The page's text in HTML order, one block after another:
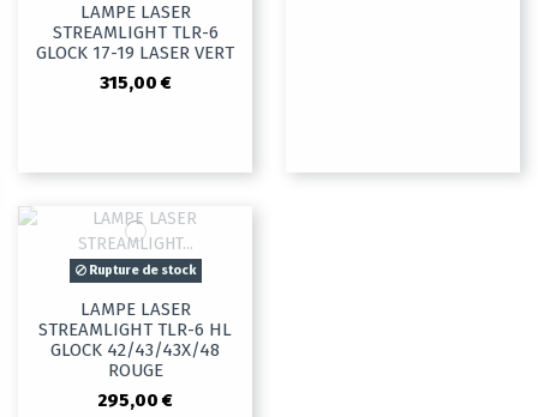
LAMPE LASER
STREAMLIGHT TLR-6
GLOCK 17-19 LASER VERT
315,00 €
Rupture de stock
LAMPE LASER
STREAMLIGHT TLR-6 HL
GLOCK 42/43/43X/48
ROUGE
295,00 €